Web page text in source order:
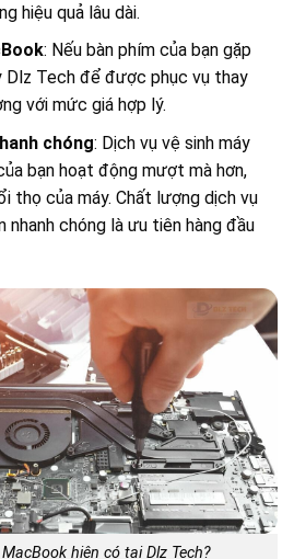
hiệu quả lâu dài.
: Nếu bàn phím của bạn gặp
Dlz Tech để được phục vụ thay
với mức giá hợp lý.
chóng: Dịch vụ vệ sinh máy
bạn hoạt động mượt mà hơn,
thọ của máy. Chất lượng dịch vụ
nhanh chóng là ưu tiên hàng đầu
hiện có tại Dlz Tech?